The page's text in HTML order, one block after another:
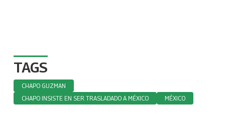
TAGS
CHAPO GUZMAN
CHAPO INSISTE EN SER TRASLADADO A MÉXICO
MÉXICO